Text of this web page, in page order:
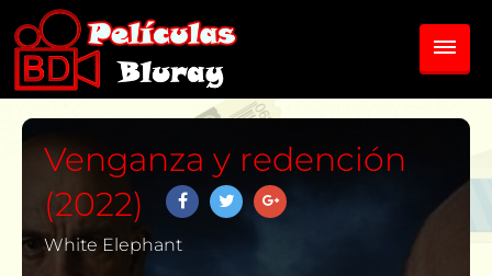
Venganza y redención
(2022)
White Elephant